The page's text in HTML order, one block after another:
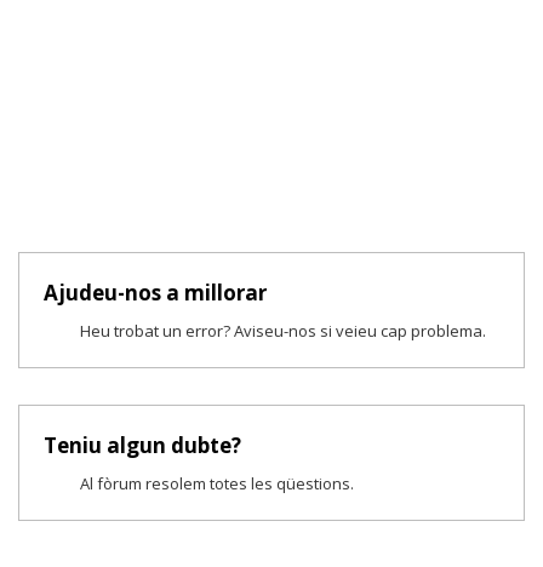
Ajudeu-nos a millorar
Heu trobat un error? Aviseu-nos si veieu cap problema.
Teniu algun dubte?
Al fòrum resolem totes les qüestions.